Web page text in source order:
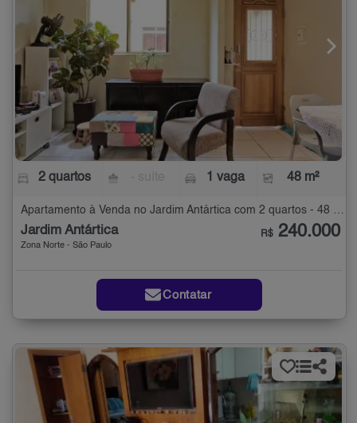
2 quartos 1 vaga 48 m²
Apartamento à Venda no Jardim Antártica com 2 quartos - 48 m²
Jardim Antártica
Zona Norte - São Paulo
R$ 240.000
Contatar